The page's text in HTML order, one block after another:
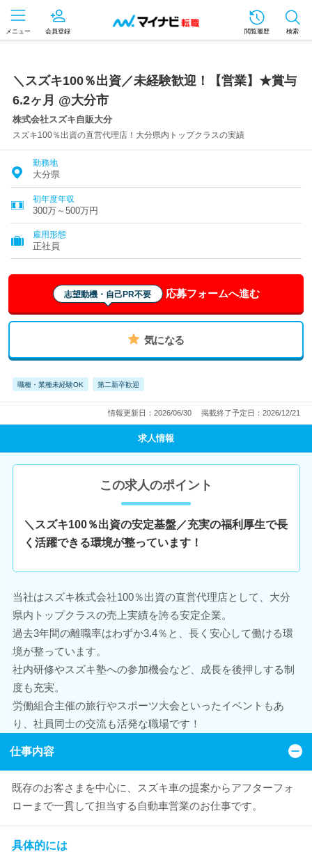
メニュー 会員登録 閲覧履歴 検索
＼スズキ100％出資／未経験歓迎！【営業】★賞与
6.2ヶ月 @大分市
株式会社スズキ自販大分
スズキ100％出資の直営代理店！大分県内トップクラスの実績
勤務地
大分県
初年度年収
300万～500万円
雇用形態
正社員
志望動機・自己PR不要 応募フォームへ進む
気になる
職種・業種未経験OK 第二新卒歓迎
情報更新日：2026/06/30 掲載終了予定日：2026/12/21
求人情報
この求人のポイント
＼スズキ100％出資の安定基盤／充実の福利厚生で長
く活躍できる環境が整っています！
当社はスズキ株式会社100％出資の直営代理店として、大分
県内トップクラスの売上実績を誇る安定企業。
過去3年間の離職率はわずか3.4％と、長く安心して働ける環
境が整っています。
社内研修やスズキ塾への参加機会など、成長を後押しする制
度も充実。
労働組合主催の旅行やスポーツ大会といったイベントもあ
り、社員同士の交流も活発な職場です！
仕事内容
既存のお客さまを中心に、スズキ車の提案からアフターフォ
ローまで一貫して担当する自動車営業のお仕事です。
具体的には